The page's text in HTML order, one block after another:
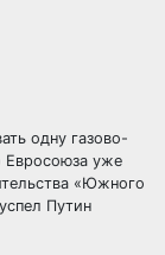
одну газово-
Евросоюза уже
«Южного
Путин